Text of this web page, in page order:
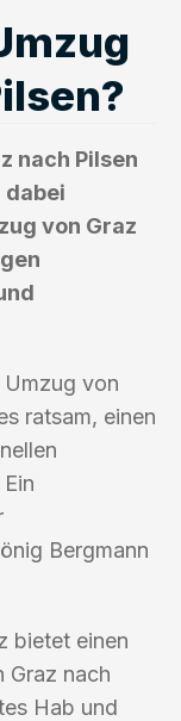
nach Pilsen
dabei
von Graz
Umzug von
ratsam, einen
Bergmann
bietet einen
Graz nach
Hab und